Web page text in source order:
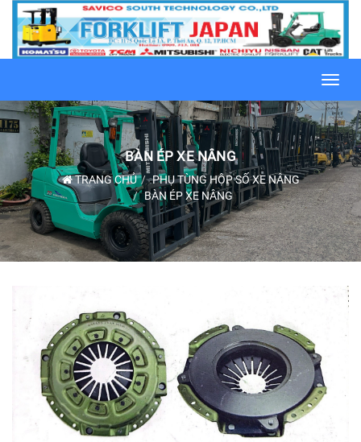
BÀN ÉP XE NÂNG
TRANG CHỦ
PHỤ TÙNG HỘP SỐ XE NÂNG
BÀN ÉP XE NÂNG